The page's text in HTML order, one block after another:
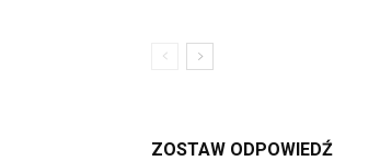
ZOSTAW ODPOWIEDŹ